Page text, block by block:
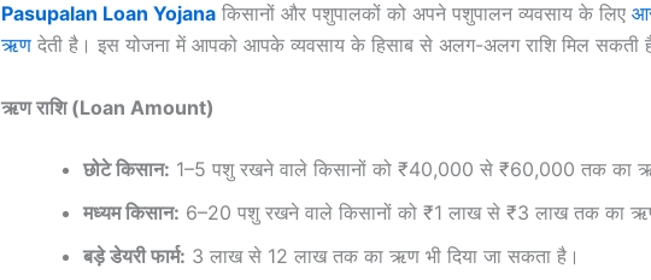
Pasupalan Loan Yojana किसानों और पशुपालकों को अपने पशुपालन व्यवसाय के लिए
ऋण देती है। इस योजना में आपको आपके व्यवसाय के हिसाब से अलग-अलग राशि मिल सकती
ऋण राशि (Loan Amount)
छोटे किसान: 1–5 पशु रखने वाले किसानों को ₹40,000 से ₹60,000 तक का
मध्यम किसान: 6–20 पशु रखने वाले किसानों को ₹1 लाख से ₹3 लाख तक का
बड़े डेयरी फार्म: 3 लाख से 12 लाख तक का ऋण भी दिया जा सकता है।